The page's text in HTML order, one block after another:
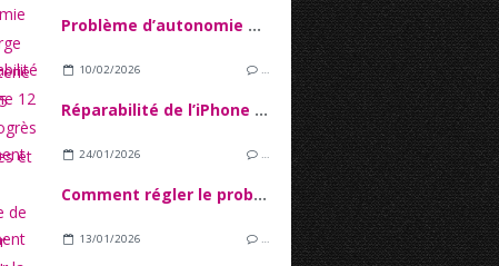
Problème d’autonomie et décharge de la batterie iPhone 15
10/02/2026 …
Réparabilité de l’iPhone 12 : Entreprogrès techniques et verrous Logiciels
24/01/2026 …
Comment régler le problème de tactile sur l'écran iPhone 16
13/01/2026 …